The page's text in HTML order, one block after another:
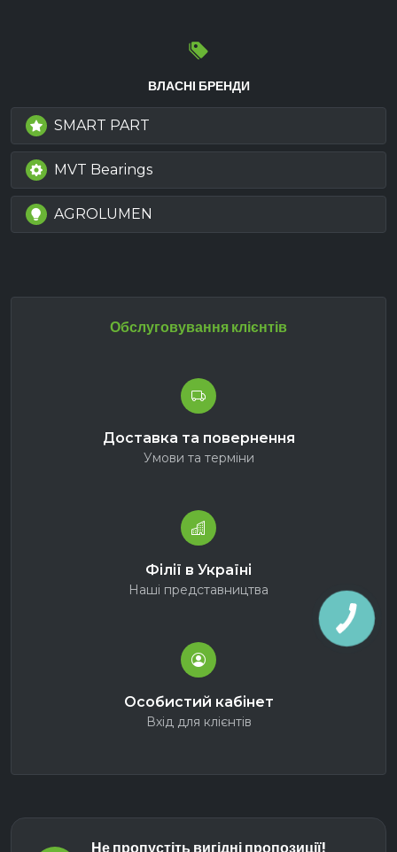
ВЛАСНІ БРЕНДИ
SMART PART
MVT Bearings
AGROLUMEN
Обслуговування клієнтів
Доставка та повернення
Умови та терміни
Філії в Україні
Наші представництва
Особистий кабінет
Вхід для клієнтів
Не пропустіть вигідні пропозиції!